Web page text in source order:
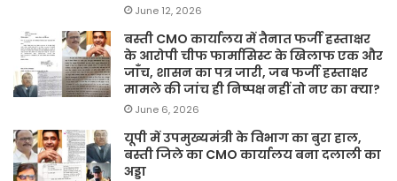
June 12, 2026
बस्ती CMO कार्यालय में तैनात फर्जी हस्ताक्षर
के आरोपी चीफ फार्मासिस्ट के खिलाफ एक और
जाँच, शासन का पत्र जारी, जब फर्जी हस्ताक्षर
मामले की जांच ही निष्पक्ष नहीं तो नए का क्या?
June 6, 2026
यूपी में उपमुख्यमंत्री के विभाग का बुरा हाल,
बस्ती जिले का CMO कार्यालय बना दलाली का
अड्डा